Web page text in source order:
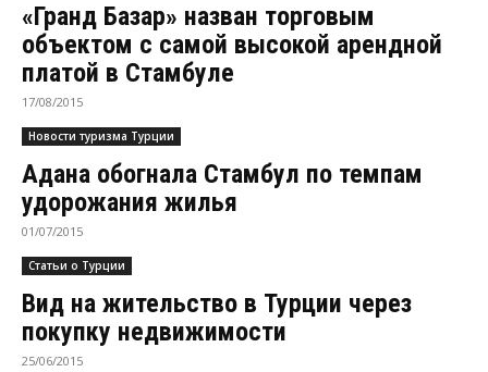
«Гранд Базар» назван торговым
объектом с самой высокой арендной
платой в Стамбуле
17/08/2015
Новости туризма Турции
Адана обогнала Стамбул по темпам
удорожания жилья
01/07/2015
Статьи о Турции
Вид на жительство в Турции через
покупку недвижимости
25/06/2015